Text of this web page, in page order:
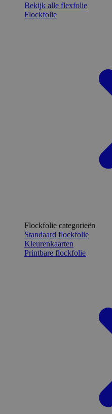
Bekijk alle flexfolie
Flockfolie
Flockfolie categorieën
Standaard flockfolie
Kleurenkaarten
Printbare flockfolie